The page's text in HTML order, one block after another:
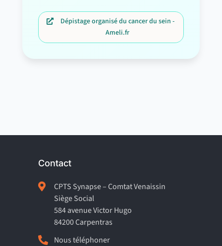
Dépistage organisé du cancer du sein -
Ameli.fr
Contact

CPTS Synapse – Comtat Venaissin
Siège Social
584 avenue Victor Hugo
84200 Carpentras
 Nous téléphoner